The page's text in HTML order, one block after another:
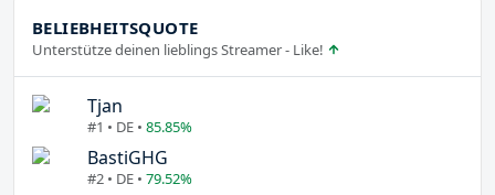
BELIEBHEITSQUOTE
Unterstütze deinen lieblings Streamer - Like!
Tjan
#1 • DE • 85.85%
BastiGHG
#2 • DE • 79.52%